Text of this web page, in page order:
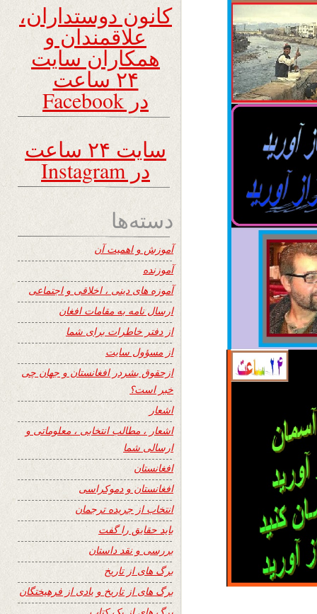
کانون دوستداران،
علاقمندان و
همکاران سایت
۲۴ ساعت
در Facebook
سایت ۲۴ ساعت
در Instagram
دسته‌ها
آموزش و اهمیت آن
آموزنده
آموزه های دینی ، اخلاقی و اجتماعی
ارسال نامه به مقامات افغان
از دفتر خاطرات برای شما
از مسؤول سایت
ازحقوق بشردر افغانستان و جهان چی
خبر است؟
اشعار
اشعار ، مطالب انتخابی ، معلوماتی و
ارسالی شما
افغانستان
افغانستان و دموکراسی
انتخاب از جریده ترجمان
باید حقایق را گفت
بررسی و نقد داستان
برگ های از تاریخ
برگ های از تاریخ و یادی از فرهیختگان